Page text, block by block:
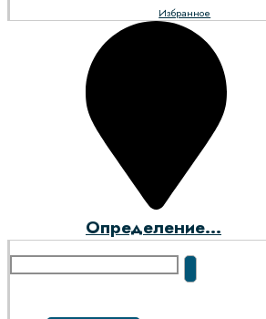
Избранное
Определение...